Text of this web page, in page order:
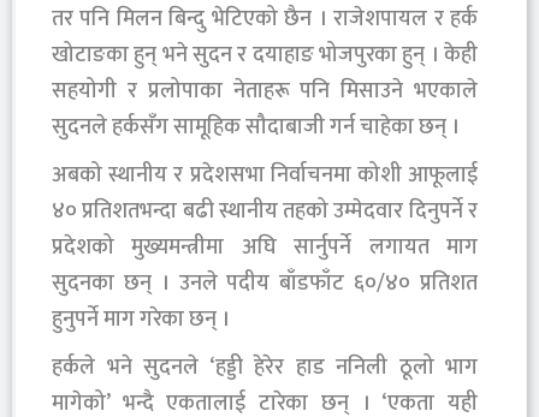
तर पनि मिलन बिन्दु भेटिएको छैन । राजेशपायल र हर्क
खोटाङका हुन् भने सुदन र दयाहाङ भोजपुरका हुन् । केही
सहयोगी र प्रलोपाका नेताहरू पनि मिसाउने भएकाले
सुदनले हर्कसँग सामूहिक सौदाबाजी गर्न चाहेका छन् ।
अबको स्थानीय र प्रदेशसभा निर्वाचनमा कोशी आफूलाई
४० प्रतिशतभन्दा बढी स्थानीय तहको उम्मेदवार दिनुपर्ने र
प्रदेशको मुख्यमन्त्रीमा अघि सार्नुपर्ने लगायत माग
सुदनका छन् । उनले पदीय बाँडफाँट ६०/४० प्रतिशत
हुनुपर्ने माग गरेका छन् ।
हर्कले भने सुदनले ‘हड्डी हेरेर हाड ननिली ठूलो भाग
मागेको’ भन्दै एकतालाई टारेका छन् । ‘एकता यही